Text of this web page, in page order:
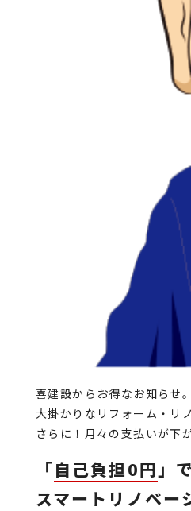
喜建設からお得なお知らせ。
大掛かりなリフォーム・リ
さらに！ 月々の支払いが下
「自己負担0円 」
スマートリノベー